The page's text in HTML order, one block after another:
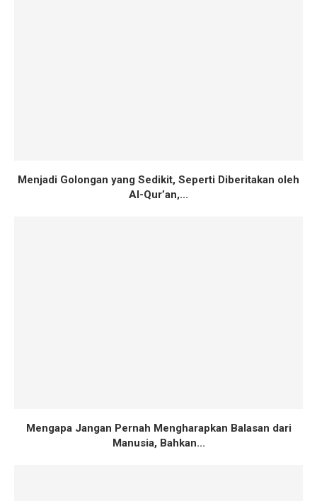
Menjadi Golongan yang Sedikit, Seperti Diberitakan oleh
Al-Qur’an,...
Mengapa Jangan Pernah Mengharapkan Balasan dari
Manusia, Bahkan...